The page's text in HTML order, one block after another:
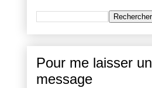
Pour me laisser un
message